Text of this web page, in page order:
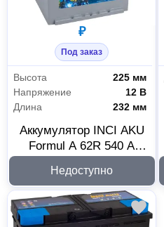
₽
Под заказ
Высота
225 мм
Напряжение
12 В
Длина
232 мм
Аккумулятор INCI AKU
Formul A 62R 540 A
Недоступно